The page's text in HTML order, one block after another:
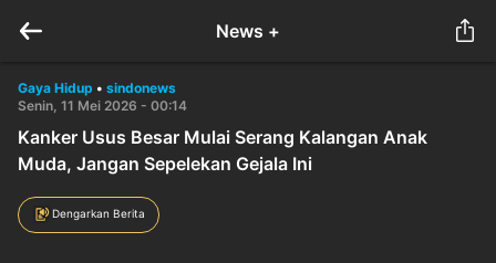
News +
Gaya Hidup • sindonews
Senin, 11 Mei 2026 - 00:14
Kanker Usus Besar Mulai Serang Kalangan Anak
Muda, Jangan Sepelekan Gejala Ini
Dengarkan Berita